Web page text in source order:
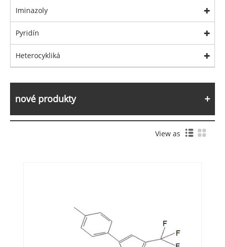
Iminazoly
Pyridín
Heterocykliká
nové produkty
View as